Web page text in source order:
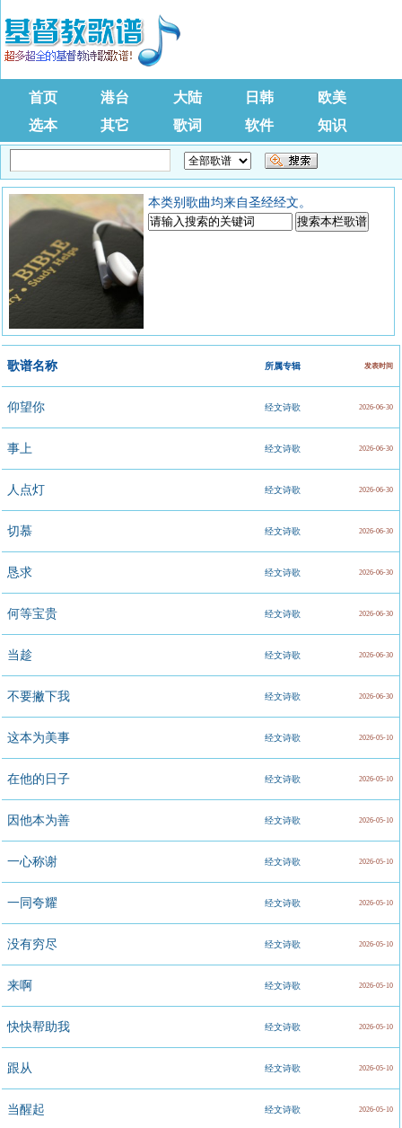
首页 港台 大陆 日韩
欧美
选本
其它 歌词 软件 知识
本类别歌曲均来自圣经经文。
歌谱名称 所属专辑 发表时间
仰望你 经文诗歌 2026-06-30
事上 经文诗歌 2026-06-30
人点灯 经文诗歌 2026-06-30
切慕 经文诗歌 2026-06-30
恳求 经文诗歌 2026-06-30
何等宝贵 经文诗歌 2026-06-30
当趁 经文诗歌 2026-06-30
不要撇下我 经文诗歌 2026-06-30
这本为美事 经文诗歌 2026-05-10
在他的日子 经文诗歌 2026-05-10
因他本为善 经文诗歌 2026-05-10
一心称谢 经文诗歌 2026-05-10
一同夸耀 经文诗歌 2026-05-10
没有穷尽 经文诗歌 2026-05-10
来啊 经文诗歌 2026-05-10
快快帮助我 经文诗歌 2026-05-10
跟从 经文诗歌 2026-05-10
当醒起 经文诗歌 2026-05-10